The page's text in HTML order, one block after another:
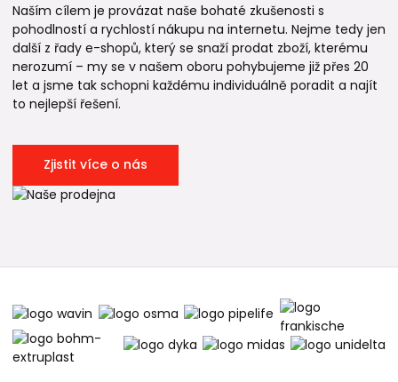
Naším cílem je provázat naše bohaté zkušenosti s
pohodlností a rychlostí nákupu na internetu. Nejme tedy jen
další z řady e-shopů, který se snaží prodat zboží, kterému
nerozumí – my se v našem oboru pohybujeme již přes 20
let a jsme tak schopni každému individuálně poradit a najít
to nejlepší řešení.
Zjistit více o nás